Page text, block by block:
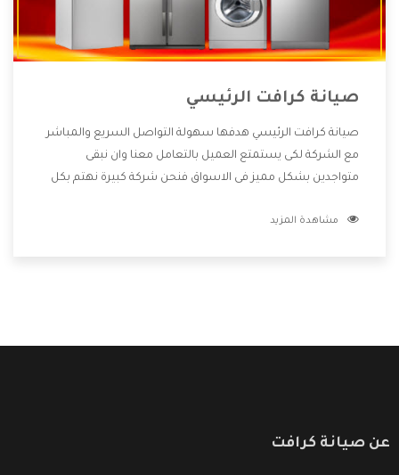
صيانة كرافت الرئيسي
صيانة كرافت الرئيسي هدفها سهولة التواصل السريع والمباشر
مع الشركة لكى يستمتع العميل بالتعامل معنا وان نبقى
متواجدين بشكل مميز فى الاسواق فنحن شركة كبيرة نهتم بكل
الشركة بها والتى تكون منها خدمة الصيانة التى تكون من أهم
مشاهدة المزيد
عن صيانة كرافت